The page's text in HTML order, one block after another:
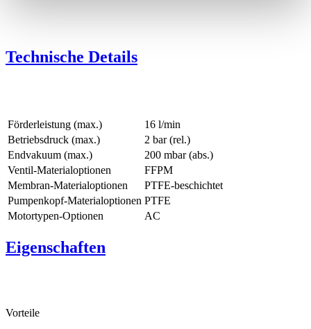
Technische Details
Förderleistung (max.)
16 l/min
Betriebsdruck (max.)
2 bar (rel.)
Endvakuum (max.)
200 mbar (abs.)
Ventil-Materialoptionen
FFPM
Membran-Materialoptionen
PTFE-beschichtet
Pumpenkopf‑Materialoptionen PTFE
Motortypen-Optionen
AC
Eigenschaften
Vorteile